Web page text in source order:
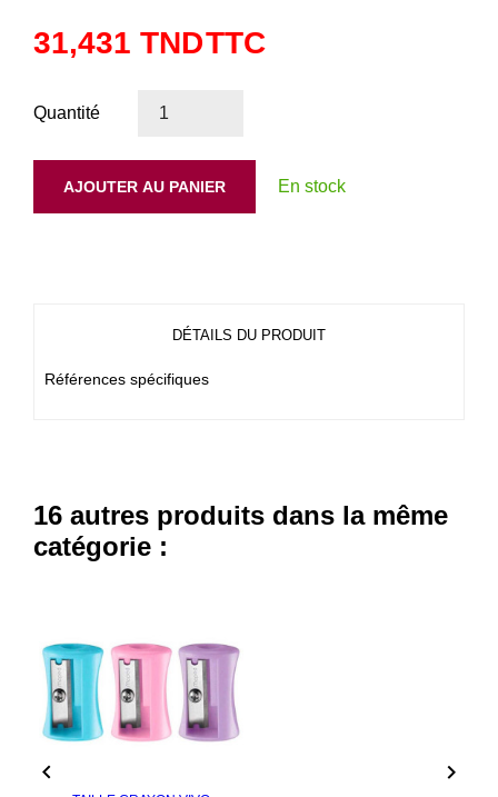
31,431 TNDTTC
Quantité
AJOUTER AU PANIER En stock
DÉTAILS DU PRODUIT
Références spécifiques
16 autres produits dans la même
catégorie :
 